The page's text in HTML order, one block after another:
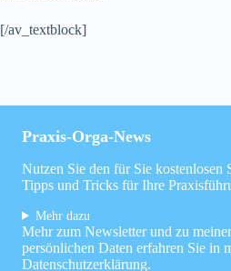
[/av_textblock]
Praxis-Orga-News
Nutzen Sie den für Sie kostenlosen
Tipps und Tricks für Ihre
Mehr dazu
Mehr zum Newsletter und zu
persönlichen Daten erfahren Sie in
Datenschutzerklärung.